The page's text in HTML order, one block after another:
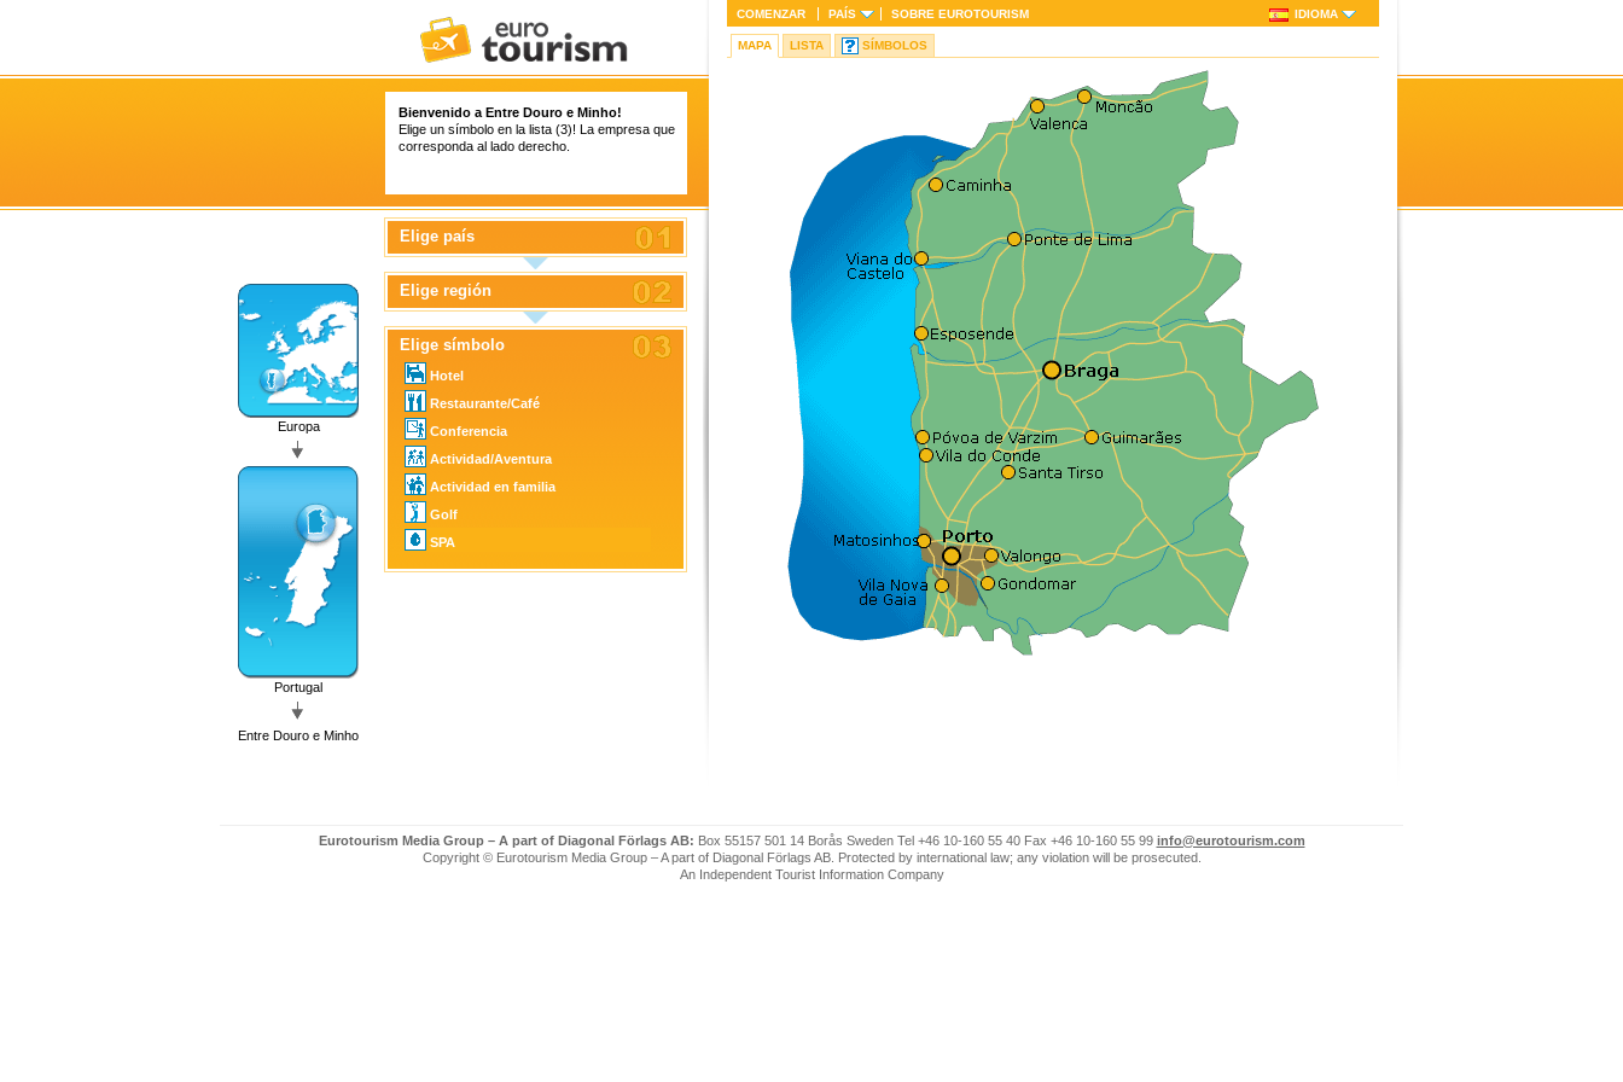
Bienvenido a Entre Douro e Minho!
Elige un símbolo en la lista (3)! La empresa que
corresponda al lado derecho.
Europa
Portugal
Entre Douro e Minho
Elige país
Elige región
Elige símbolo
Hotel
Restaurante/Café
Conferencia
Actividad/Aventura
Actividad en familia
Golf
SPA
COMENZAR PAÍS SOBRE EUROTOURISM IDIOMA
MAPA LISTA SÍMBOLOS
Eurotourism Media Group – A part of Diagonal Förlags AB: Box 55157 501 14 Borås Sweden Tel +46 10-160 55 40 Fax +46 10-160 55 99 info@eurotourism.com
Copyright © Eurotourism Media Group – A part of Diagonal Förlags AB. Protected by international law; any violation will be prosecuted.
An Independent Tourist Information Company